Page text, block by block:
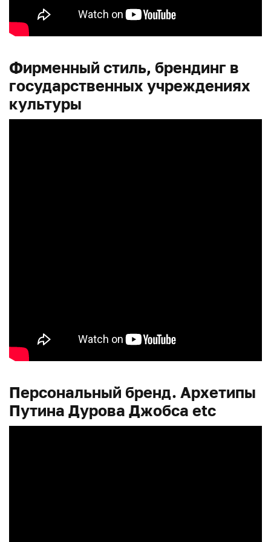
Фирменный стиль, брендинг в
государственных учреждениях
культуры
Персональный бренд. Архетипы
Путина Дурова Джобса etc